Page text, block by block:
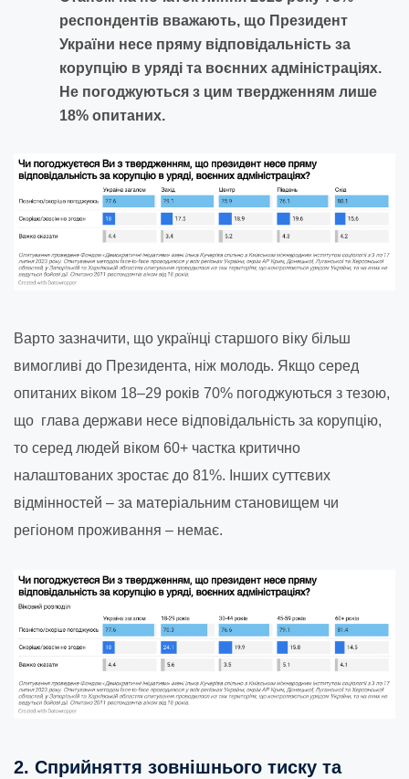
респондентів вважають, що Президент
України несе пряму відповідальність за
корупцію в уряді та воєнних адміністраціях.
Не погоджуються з цим твердженням лише
18% опитаних.
Варто зазначити, що українці старшого віку більш
вимогливі до Президента, ніж молодь. Якщо серед
опитаних віком 18–29 років 70% погоджуються з тезою,
що глава держави несе відповідальність за корупцію,
то серед людей віком 60+ частка критично
налаштованих зростає до 81%. Інших суттєвих
відмінностей – за матеріальним становищем чи
регіоном проживання – немає.
2. Сприйняття зовнішнього тиску та